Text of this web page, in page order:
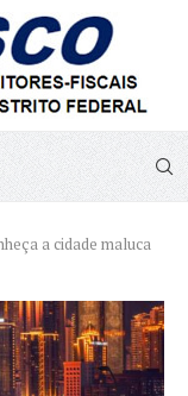
a cidade maluca